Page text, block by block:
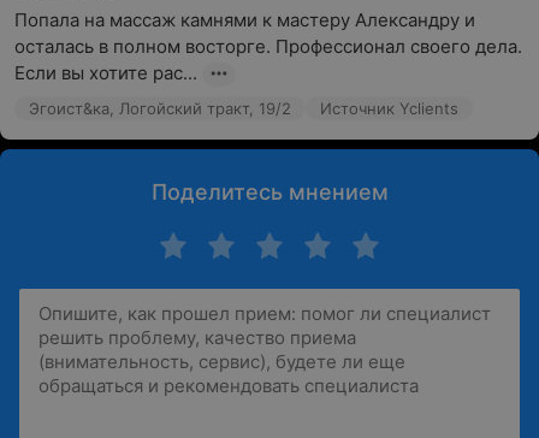
Попала на массаж камнями к мастеру Александру и
осталась в полном восторге. Профессионал своего дела.
Если вы хотите рас...
Эгоист&ка, Логойский тракт, 19/2 Источник Yclients
Поделитесь мнением